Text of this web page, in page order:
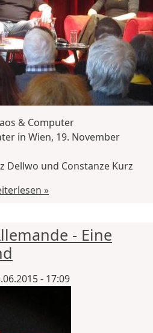
& Computer
in Wien, 19. November
Dellwo und Constanze Kurz
»
- Eine
- 17:09